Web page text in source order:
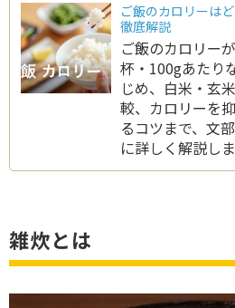
ご飯のカロリーは
徹底解説
ご飯のカロリー
杯・100gあたり
じめ、白米・玄
較、カロリーを
るコツまで、文
に詳しく解説しま
雑炊とは